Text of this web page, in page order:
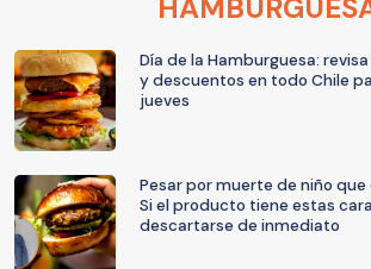
Día de la Hamburguesa:
y descuentos en todo Chile
jueves
Pesar por muerte de niño
Si el producto tiene estas
descartarse de inmediato